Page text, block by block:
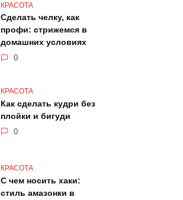
КРАСОТА
Сделать челку, как
профи: стрижемся в
домашних условиях
0
КРАСОТА
Как сделать кудри без
плойки и бигуди
0
КРАСОТА
С чем носить хаки:
стиль амазонки в